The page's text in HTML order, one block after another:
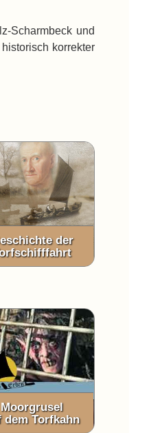
Scharmbeck und
korrekter
der
Moorgrusel
dem Torfkahn